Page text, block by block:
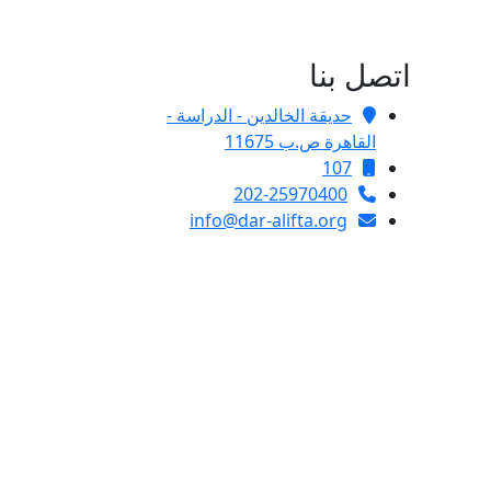
اتصل بنا
حديقة الخالدين - الدراسة -
القاهرة ص.ب 11675
107
202-25970400
info@dar-alifta.org